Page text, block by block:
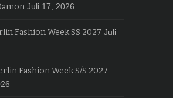
Juli 17, 2026
Fashion Week SS 2027 Juli
Fashion Week S/S 2027